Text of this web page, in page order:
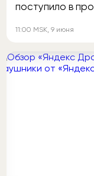
поступило в
11:00 MSK, 9 июня